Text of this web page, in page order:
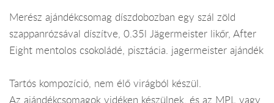
Merész ajándékcsomag díszdobozban egy szál zöld
szappanrózsával díszítve, 0.35l Jägermeister likőr, After
Eight mentolos csokoládé, pisztácia. jagermeister ajándék
Tartós kompozíció, nem élő virágból készül.
Az ajándékcsomagok vidéken készülnek, és az MPL vagy